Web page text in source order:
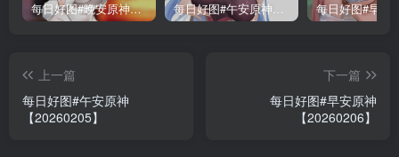
每日好图#晚安原神【221015】 每日好图#午安原神【221014】
上一篇
每日好图#午安原神
【20260205】
下一篇
每日好图#早安原神
【20260206】